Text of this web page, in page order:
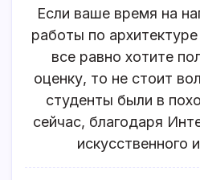
Если ваше время на
работы по
все равно хотите
оценку, то не стоит
студенты были в
сейчас, благодаря
искусственного